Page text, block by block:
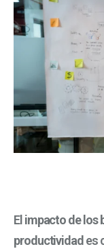
El impacto de los
productividad es